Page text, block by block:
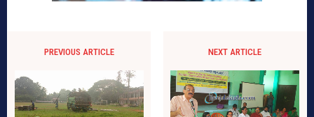
PREVIOUS ARTICLE NEXT ARTICLE